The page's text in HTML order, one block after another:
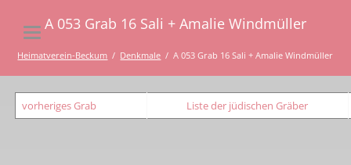
A 053 Grab 16 Sali + Amalie Windmüller
Heimatverein-Beckum Denkmale A 053 Grab 16 Sali + Amalie Windmüller
vorheriges Grab Liste der jüdischen Gräber